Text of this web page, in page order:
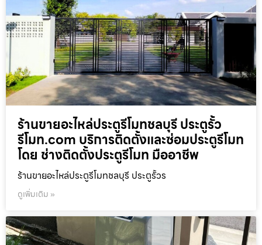
ร้านขายอะไหล่ประตูรีโมทชลบุรี ประตูรั้ว
รีโมท.com บริการติดตั้งและซ่อมประตูรีโมท
โดย ช่างติดตั้งประตูรีโมท มืออาชีพ
ร้านขายอะไหล่ประตูรีโมทชลบุรี ประตูรั้วร
ดูเพิ่มเติม »